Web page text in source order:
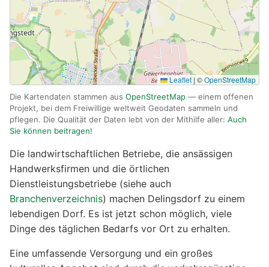
Leaflet | ©OpenStreetMap
Die Kartendaten stammen aus OpenStreetMap — einem offenen
Projekt, bei dem Freiwillige weltweit Geodaten sammeln und
pflegen. Die Qualität der Daten lebt von der Mithilfe aller: Auch
Sie können beitragen!
Die landwirtschaftlichen Betriebe, die ansässigen
Handwerksfirmen und die örtlichen
Dienstleistungsbetriebe (siehe auch
Branchenverzeichnis) machen Delingsdorf zu einem
lebendigen Dorf. Es ist jetzt schon möglich, viele
Dinge des täglichen Bedarfs vor Ort zu erhalten.
Eine umfassende Versorgung und ein großes